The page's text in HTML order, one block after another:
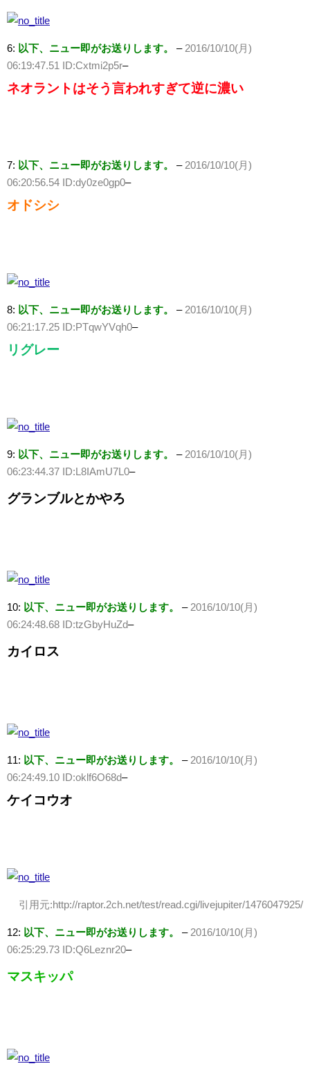
6: 以下、ニュー即がお送りします。 –2016/10/10(月)
06:19:47.51 ID:Cxtmi2p5r–
ネオラントはそう言われすぎて逆に濃い
7: 以下、ニュー即がお送りします。 –2016/10/10(月)
06:20:56.54 ID:dy0ze0gp0–
オドシシ
8: 以下、ニュー即がお送りします。 –2016/10/10(月)
06:21:17.25 ID:PTqwYVqh0–
リグレー
9: 以下、ニュー即がお送りします。 –2016/10/10(月)
06:23:44.37 ID:L8IAmU7L0–
グランブルとかやろ
10: 以下、ニュー即がお送りします。 –2016/10/10(月)
06:24:48.68 ID:tzGbyHuZd–
カイロス
11: 以下、ニュー即がお送りします。 –2016/10/10(月)
06:24:49.10 ID:oklf6O68d–
ケイコウオ
引用元:http://raptor.2ch.net/test/read.cgi/livejupiter/1476047925/
12: 以下、ニュー即がお送りします。 –2016/10/10(月)
06:25:29.73 ID:Q6Leznr20–
マスキッパ